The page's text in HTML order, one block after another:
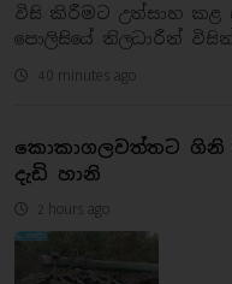
විසි කිරීමට උත්සාහ කළ
පොලිසියේ නිලධාරීන්
40 minutes ago
කොකාගලවත්තට
දැඩි හානි
2 hours ago